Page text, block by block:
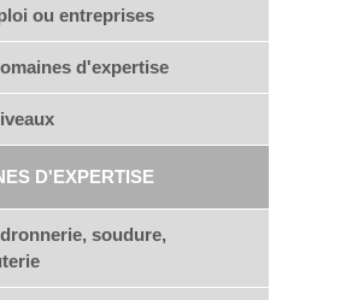
ou entreprises
d'expertise
D'EXPERTISE
soudure,